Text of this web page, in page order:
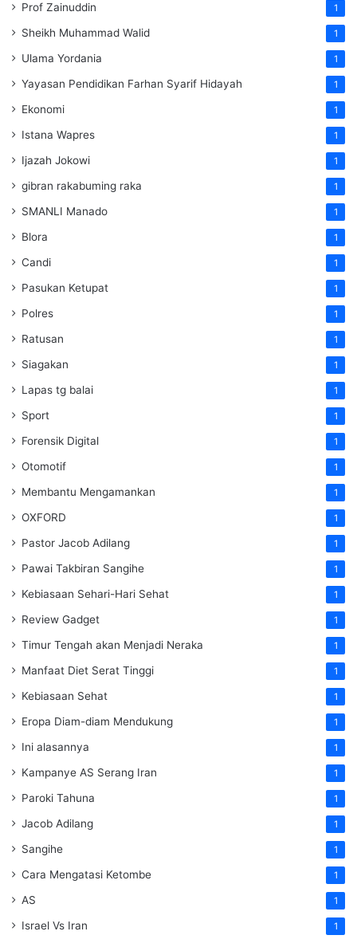
Prof Zainuddin 1
Sheikh Muhammad Walid 1
Ulama Yordania 1
Yayasan Pendidikan Farhan Syarif Hidayah 1
Ekonomi 1
Istana Wapres 1
Ijazah Jokowi 1
gibran rakabuming raka 1
SMANLI Manado 1
Blora 1
Candi 1
Pasukan Ketupat 1
Polres 1
Ratusan 1
Siagakan 1
Lapas tg balai 1
Sport 1
Forensik Digital 1
Otomotif 1
Membantu Mengamankan 1
OXFORD 1
Pastor Jacob Adilang 1
Pawai Takbiran Sangihe 1
Kebiasaan Sehari-Hari Sehat 1
Review Gadget 1
Timur Tengah akan Menjadi Neraka 1
Manfaat Diet Serat Tinggi 1
Kebiasaan Sehat 1
Eropa Diam-diam Mendukung 1
Ini alasannya 1
Kampanye AS Serang Iran 1
Paroki Tahuna 1
Jacob Adilang 1
Sangihe 1
Cara Mengatasi Ketombe 1
AS 1
Israel Vs Iran 1